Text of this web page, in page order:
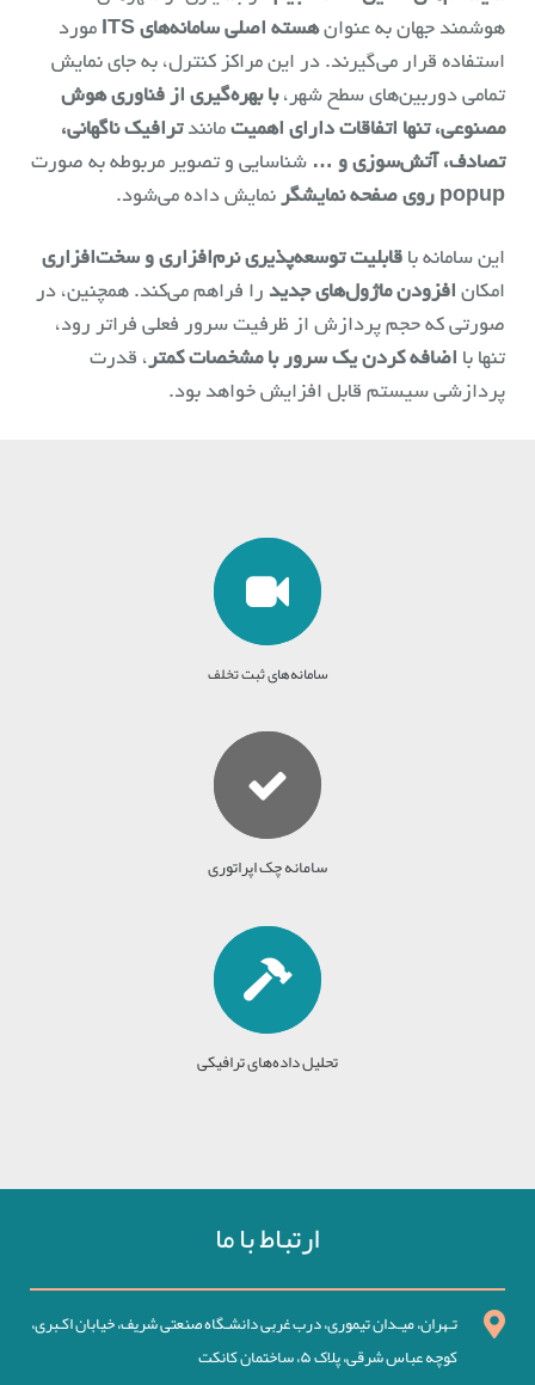
هوشمند جهان به عنوانهسته اصلی سامانه‌های ITS
مورد
استفاده قرار می‌گیرند. در این مراکز کنترل، به جای نمایش
تمامی دوربین‌های سطح شهر،با بهره‌گیری از فناوری هوش
مصنوعی، تنها اتفاقات دارای اهمیت مانندترافیک ناگهانی،
تصادف، آتش‌سوزی و … شناسایی و تصویر مربوطه به صورت
popup روی صفحه نمایشگر
نمایش داده می‌شود.
این سامانه با قابلیت توسعه‌پذیری نرم‌افزاری و سخت‌افزاری
امکان افزودن ماژول‌های جدید را فراهم می‌کند. همچنین، در
صورتی که حجم پردازش از ظرفیت سرور فعلی فراتر رود،
تنها با اضافه کردن یک سرور با مشخصات کمتر، قدرت
پردازشی سیستم قابل افزایش خواهد بود.
سامانه‌های ثبت تخلف
سامانه چک اپراتوری
تحلیل داده‌های ترافیکی
ارتباط با ما
تـهران، میـدان تیموری، درب غربی دانشـگاه صنعتی شریف، خیابان اکـبری،
کوچه عباس شرقی، پلاک ۵، ساختمان کانکت